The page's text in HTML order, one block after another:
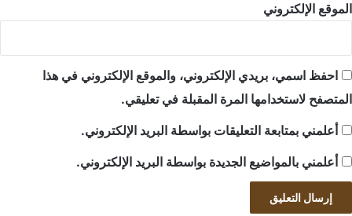
الموقع الإلكتروني
احفظ اسمي، بريدي الإلكتروني، والموقع الإلكتروني في هذا
المتصفح لاستخدامها المرة المقبلة في تعليقي.
أعلمني بمتابعة التعليقات بواسطة البريد الإلكتروني.
أعلمني بالمواضيع الجديدة بواسطة البريد الإلكتروني.